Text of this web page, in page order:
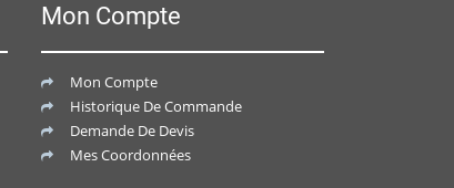
Mon Compte
Mon Compte
Historique De Commande
Demande De Devis
Mes Coordonnées